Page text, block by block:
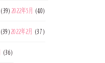
(39) 2022年5月 (40)
(39) 2022年2月 (37)
(36)